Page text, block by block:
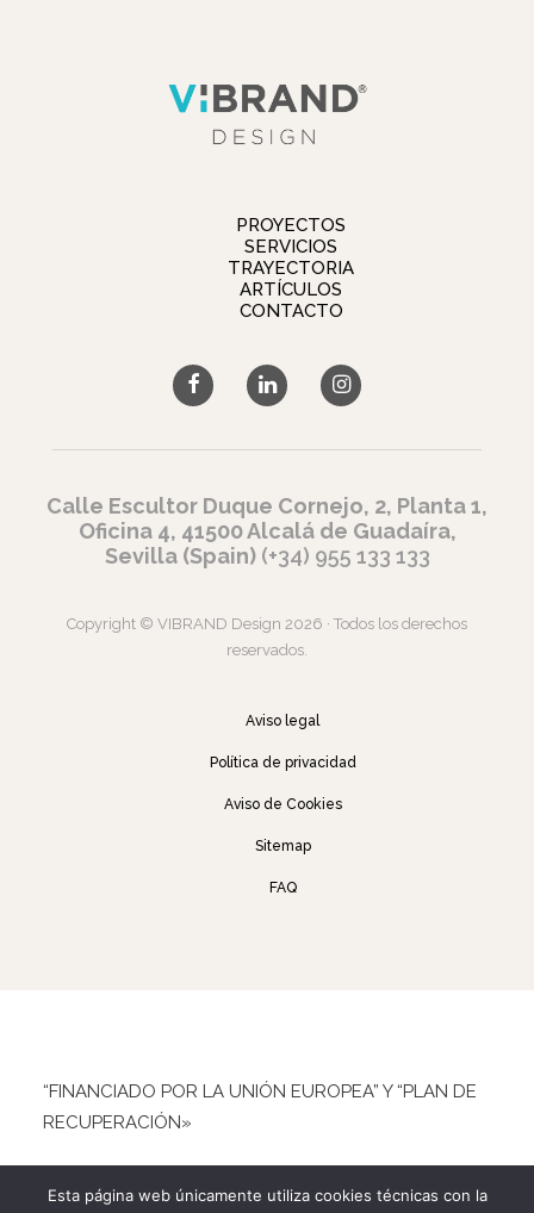
PROYECTOS
SERVICIOS
TRAYECTORIA
ARTÍCULOS
CONTACTO
Calle Escultor Duque Cornejo, 2, Planta 1,
Oficina 4, 41500 Alcalá de Guadaíra,
Sevilla (Spain)(+34) 955 133 133
Copyright © VIBRAND Design 2026 · Todos los derechos
reservados.
Aviso legal
Política de privacidad
Aviso de Cookies
Sitemap
FAQ
“FINANCIADO POR LA UNIÓN EUROPEA” Y “PLAN DE
RECUPERACIÓN»
Esta página web únicamente utiliza cookies técnicas con la